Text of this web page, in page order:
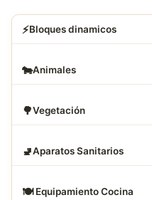
⚡Bloques dinamicos
🐄Animales
🌳Vegetación
🚽Aparatos Sanitarios
🍽️ Equipamiento Cocina